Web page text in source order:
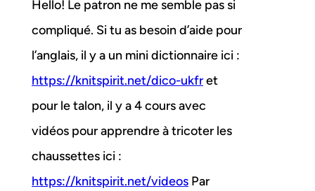
Hello! Le patron ne me semble pas si
compliqué. Si tu as besoin d’aide pour
l’anglais, il y a un mini dictionnaire ici :
https://knitspirit.net/dico-ukfret
pour le talon, il y a 4 cours avec
vidéos pour apprendre à tricoter les
chaussettes ici :
https://knitspirit.net/videos Par